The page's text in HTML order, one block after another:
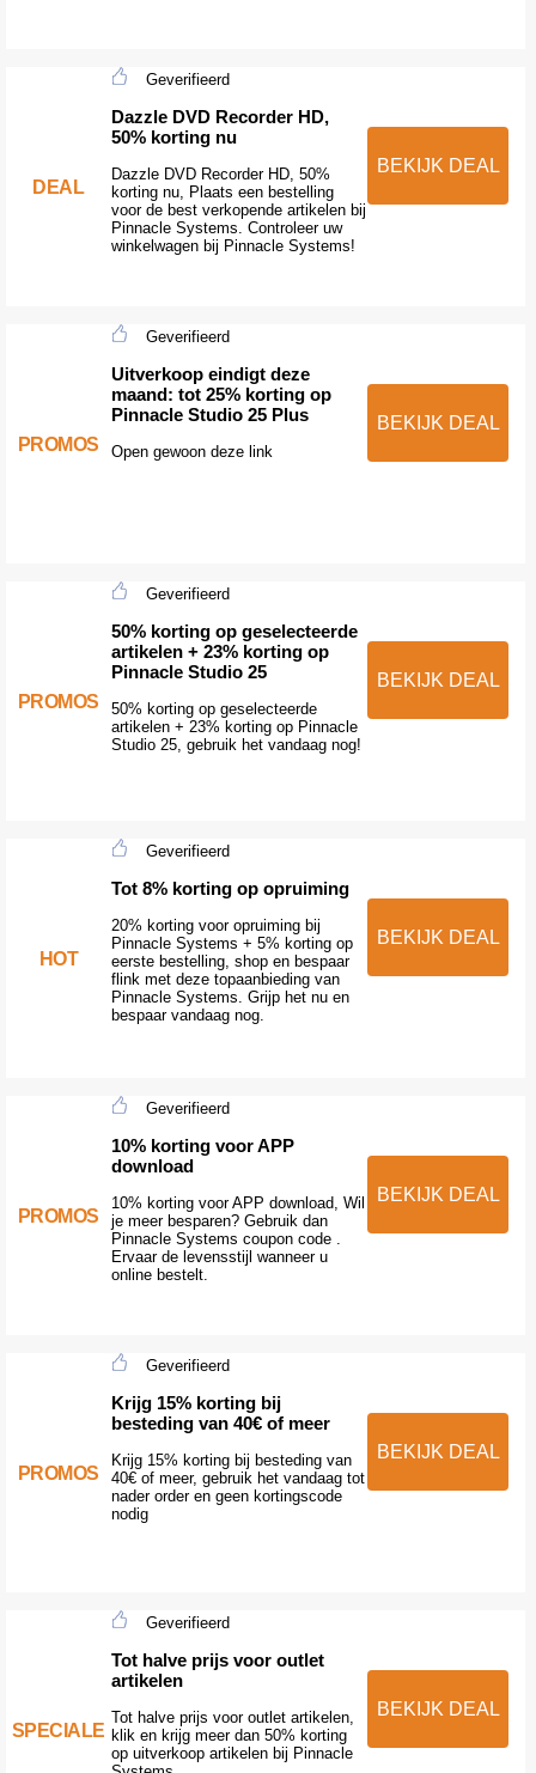
DEAL
Geverifieerd
Dazzle DVD Recorder HD,
50% korting nu
Dazzle DVD Recorder HD, 50%
korting nu, Plaats een bestelling
voor de best verkopende artikelen bij
Pinnacle Systems. Controleer uw
winkelwagen bij Pinnacle Systems!
BEKIJK DEAL
PROMOS
Geverifieerd
Uitverkoop eindigt deze
maand: tot 25% korting op
Pinnacle Studio 25 Plus
Open gewoon deze link
BEKIJK DEAL
PROMOS
Geverifieerd
50% korting op geselecteerde
artikelen + 23% korting op
Pinnacle Studio 25
50% korting op geselecteerde
artikelen + 23% korting op Pinnacle
Studio 25, gebruik het vandaag nog!
BEKIJK DEAL
HOT
Geverifieerd
Tot 8% korting op opruiming
20% korting voor opruiming bij
Pinnacle Systems + 5% korting op
eerste bestelling, shop en bespaar
flink met deze topaanbieding van
Pinnacle Systems. Grijp het nu en
bespaar vandaag nog.
BEKIJK DEAL
PROMOS
Geverifieerd
10% korting voor APP
download
10% korting voor APP download, Wil
je meer besparen? Gebruik dan
Pinnacle Systems coupon code .
Ervaar de levensstijl wanneer u
online bestelt.
BEKIJK DEAL
PROMOS
Geverifieerd
Krijg 15% korting bij
besteding van 40€ of meer
Krijg 15% korting bij besteding van
40€ of meer, gebruik het vandaag tot
nader order en geen kortingscode
nodig
BEKIJK DEAL
SPECIALE
Geverifieerd
Tot halve prijs voor outlet
artikelen
Tot halve prijs voor outlet artikelen,
klik en krijg meer dan 50% korting
op uitverkoop artikelen bij Pinnacle
BEKIJK DEAL